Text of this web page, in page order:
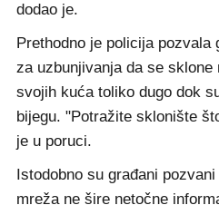
dodao je.
Prethodno je policija pozvala
za uzbunjivanja da se
svojih kuća toliko dugo dok
bijegu. "Potražite sklonište
je u poruci.
Istodobno su građani
mreža ne šire netočne